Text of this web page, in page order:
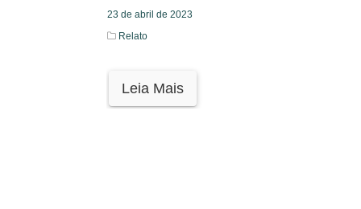
23 de abril de 2023
Relato
Leia Mais